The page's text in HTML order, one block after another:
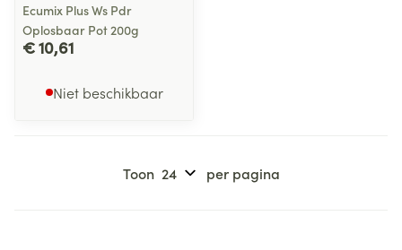
Ecumix Plus Ws Pdr
Oplosbaar Pot 200g
€ 10,61
Niet beschikbaar
Toon per pagina